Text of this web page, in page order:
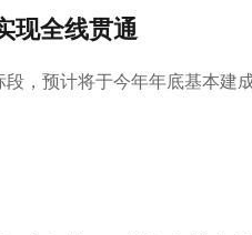
现全线贯通
，预计将于今年年底基本建成